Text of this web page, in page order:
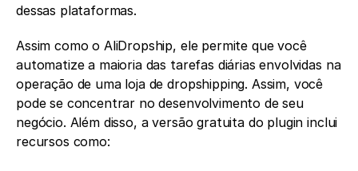
dessas plataformas.
Assim como o AliDropship, ele permite que você
automatize a maioria das tarefas diárias envolvidas na
operação de uma loja de dropshipping. Assim, você
pode se concentrar no desenvolvimento de seu
negócio. Além disso, a versão gratuita do plugin inclui
recursos como: